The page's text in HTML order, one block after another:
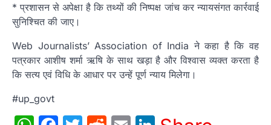
* प्रशासन से अपेक्षा है कि तथ्यों की निष्पक्ष जांच कर न्यायसंगत कार्रवाई
सुनिश्चित की जाए।
Web Journalists’ Association of India ने कहा है कि वह
पत्रकार आशीष शर्मा ऋषि के साथ खड़ा है और विश्वास व्यक्त करता है
कि सत्य एवं विधि के आधार पर उन्हें पूर्ण न्याय मिलेगा।
#up_govt